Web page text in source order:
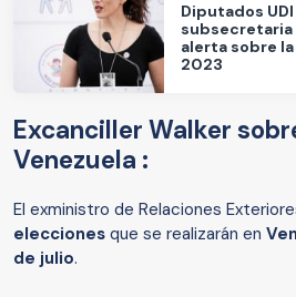
Diputados
subsecretaria
alerta sobre
2023
Excanciller Walker
Venezuela :
El exministro de Relaciones
elecciones que se realizarán en
de julio.